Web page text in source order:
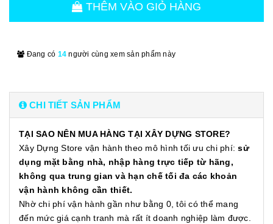
THÊM VÀO GIỎ HÀNG
Đang có 14 người cùng xem sản phẩm này
CHI TIẾT SẢN PHẨM
TẠI SAO NÊN MUA HÀNG TẠI XÂY DỰNG STORE?
Xây Dựng Store vận hành theo mô hình tối ưu chi phí:sử
dụng mặt bằng nhà, nhập hàng trực tiếp từ hãng,
không qua trung gian và hạn chế tối đa các khoản
vận hành không cần thiết.
Nhờ chi phí vận hành gần như bằng 0, tôi có thể mang
đến mức giá cạnh tranh mà rất ít doanh nghiệp làm được.